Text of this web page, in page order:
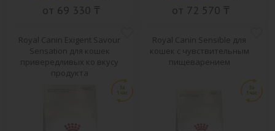
от 69 330 ₸ от 72 570 ₸
Royal Canin Exigent Savour
Sensation для кошек
привередливых ко вкусу
продукта
Royal Canin Sensible для
кошек с чувствительным
пищеварением